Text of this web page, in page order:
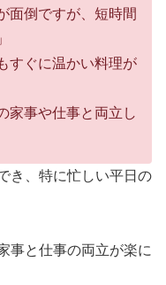
面倒ですが、短時間
すぐに温かい料理が
家事や仕事と両立し
き、特に忙しい平日の
事と仕事の両立が楽に